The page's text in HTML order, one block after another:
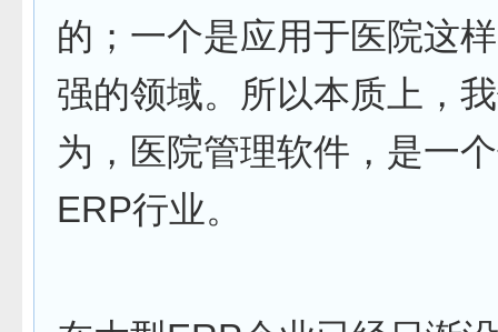
的；一个是应用于医院这
强的领域。所以本质上，
为，医院管理软件，是一
ERP行业。